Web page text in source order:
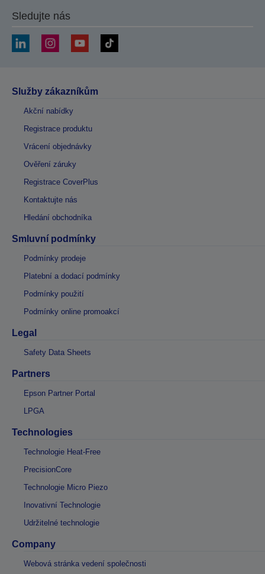
Sledujte nás
Služby zákazníkům
Akční nabídky
Registrace produktu
Vrácení objednávky
Ověření záruky
Registrace CoverPlus
Kontaktujte nás
Hledání obchodníka
Smluvní podmínky
Podmínky prodeje
Platební a dodací podmínky
Podmínky použití
Podmínky online promoakcí
Legal
Safety Data Sheets
Partners
Epson Partner Portal
LPGA
Technologies
Technologie Heat-Free
PrecisionCore
Technologie Micro Piezo
Inovativní Technologie
Udržitelné technologie
Company
Webová stránka vedení společnosti